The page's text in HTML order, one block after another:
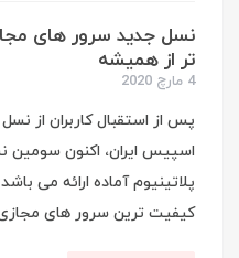
نسل جدید سرور های
تر از همیشه
4 مارچ 2020
پس از استقبال کاربران از
اسپیس ایران، اکنون سومین
پلاتینیوم آماده ارائه می
کیفیت ترین سرور های